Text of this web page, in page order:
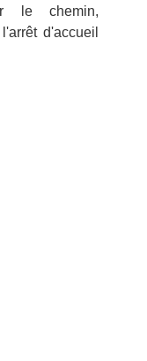
le chemin,
d'accueil